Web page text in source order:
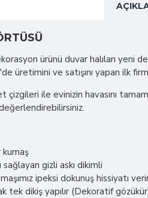
ürünü duvar halıları yeni
üretimini ve satışını yapan ilk
çizgileri ile evinizin havasını
gizli askı dikimli
ipeksi dokunuş hissiyatı
tek dikiş yapılır (Dekoratif